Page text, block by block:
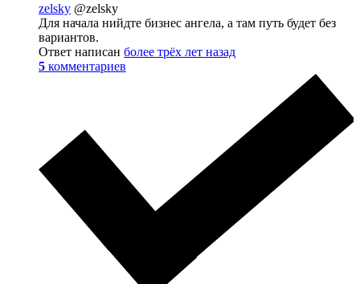
zelsky @zelsky
Для начала нийдте бизнес ангела, а там путь будет без
вариантов.
Ответ написан более трёх лет назад
5 комментариев